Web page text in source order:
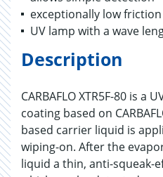
exceptionally low
UV lamp with a wave
Description
CARBAFLO XTR5F-80 is a
coating based on
based carrier liquid is
wiping-on. After the
liquid a thin, anti-squeak-